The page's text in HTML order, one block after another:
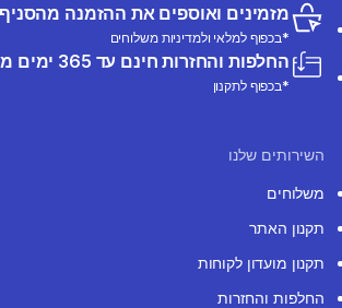
מזמינים ואוספים את ההזמנה מהסניף
*בכפוף למלאי ולמדיניות משלוחים
החלפות והחזרות חינם עד 365 ימים ממועד הרכישה
*בכפוף לתקנון
השירותים שלנו
משלוחים
תקנון האתר
תקנון מועדון לקוחות
החלפות והחזרות